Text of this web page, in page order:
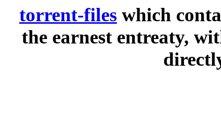
torrent-files which
the earnest entreaty,